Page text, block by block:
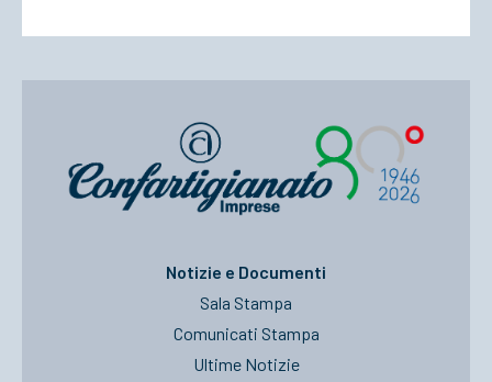
Notizie e Documenti
Sala Stampa
Comunicati Stampa
Ultime Notizie